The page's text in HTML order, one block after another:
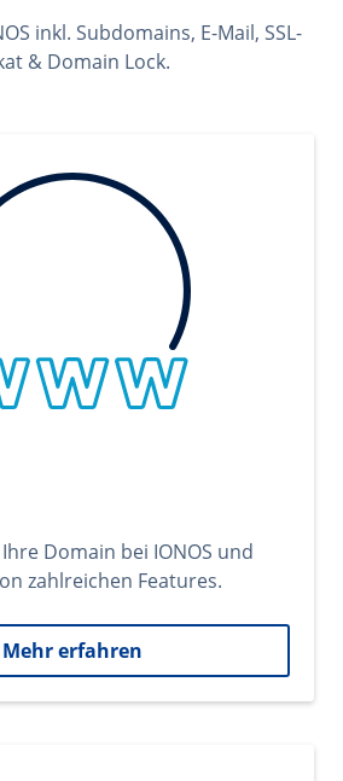
inkl. Subdomains, E-Mail, SSL-
& Domain Lock.
Domain bei IONOS und
zahlreichen Features.
Mehr erfahren